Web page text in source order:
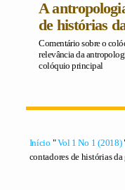
A
de histórias
Comentário sobre o
relevância da
colóquio principal
Início "Vol 1 No 1 (2018)
contadores de histórias